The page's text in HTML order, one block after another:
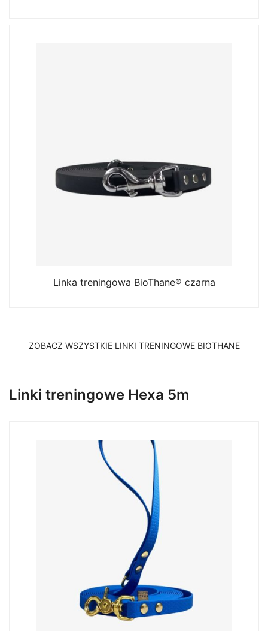
Linka treningowa BioThane® czarna
ZOBACZ WSZYSTKIE LINKI TRENINGOWE BIOTHANE
Linki treningowe Hexa 5m